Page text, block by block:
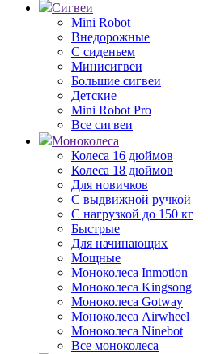
Сигвеи
Mini Robot
Внедорожные
С сиденьем
Минисигвеи
Большие сигвеи
Детские
Mini Robot Pro
Все сигвеи
Моноколеса
Колеса 16 дюймов
Колеса 18 дюймов
Для новичков
С выдвижной ручкой
С нагрузкой до 150 кг
Быстрые
Для начинающих
Мощные
Моноколеса Inmotion
Моноколеса Kingsong
Моноколеса Gotway
Моноколеса Airwheel
Моноколеса Ninebot
Все моноколеса